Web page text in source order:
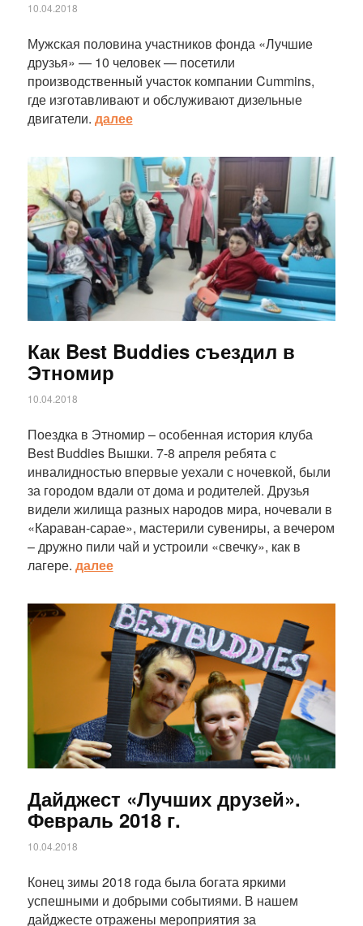
10.04.2018
Мужская половина участников фонда «Лучшие
друзья» — 10 человек — посетили
производственный участок компании Cummins,
где изготавливают и обслуживают дизельные
двигатели. далее
Статья
Как Best Buddies съездил в
Этномир
10.04.2018
Поездка в Этномир – особенная история клуба
Best Buddies Вышки. 7-8 апреля ребята с
инвалидностью впервые уехали с ночевкой, были
за городом вдали от дома и родителей. Друзья
видели жилища разных народов мира, ночевали в
«Караван-сарае», мастерили сувениры, а вечером
– дружно пили чай и устроили «свечку», как в
лагере. далее
Статья
Дайджест «Лучших друзей».
Февраль 2018 г.
10.04.2018
Конец зимы 2018 года была богата яркими
успешными и добрыми событиями. В нашем
дайджесте отражены мероприятия за